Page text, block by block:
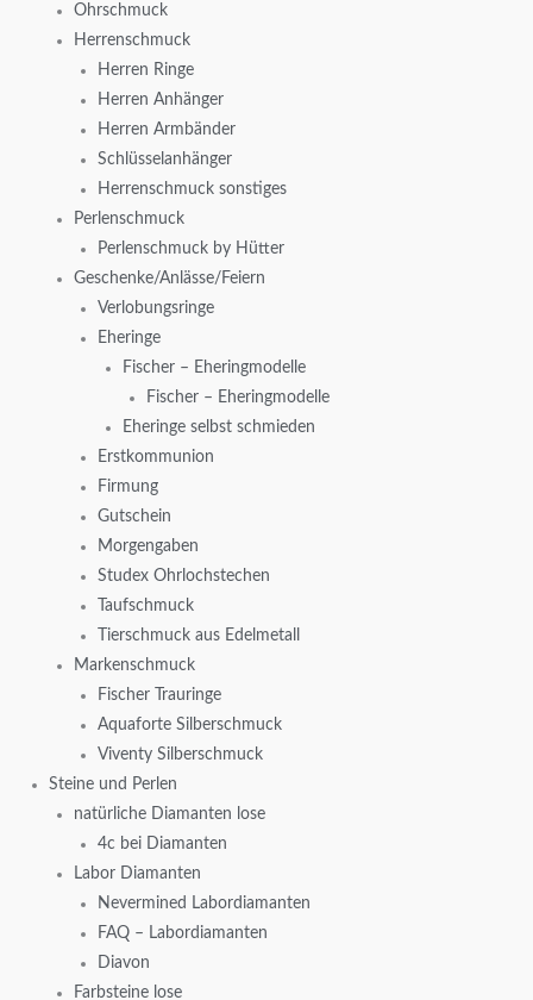
Ohrschmuck
Herrenschmuck
Herren Ringe
Herren Anhänger
Herren Armbänder
Schlüsselanhänger
Herrenschmuck sonstiges
Perlenschmuck
Perlenschmuck by Hütter
Geschenke/Anlässe/Feiern
Verlobungsringe
Eheringe
Fischer – Eheringmodelle
Fischer – Eheringmodelle
Eheringe selbst schmieden
Erstkommunion
Firmung
Gutschein
Morgengaben
Studex Ohrlochstechen
Taufschmuck
Tierschmuck aus Edelmetall
Markenschmuck
Fischer Trauringe
Aquaforte Silberschmuck
Viventy Silberschmuck
Steine und Perlen
natürliche Diamanten lose
4c bei Diamanten
Labor Diamanten
Nevermined Labordiamanten
FAQ – Labordiamanten
Diavon
Farbsteine lose